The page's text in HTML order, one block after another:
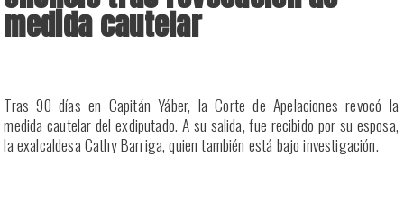
medida cautelar
Tras 90 días en Capitán Yáber, la Corte de Apelaciones revocó la
medida cautelar del exdiputado. A su salida, fue recibido por su esposa,
la exalcaldesa Cathy Barriga, quien también está bajo investigación.